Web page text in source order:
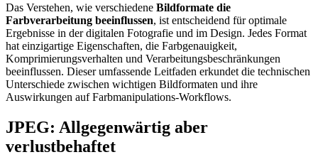
Das Verstehen, wie verschiedene Bildformate die
Farbverarbeitung beeinflussen, ist entscheidend für optimale
Ergebnisse in der digitalen Fotografie und im Design. Jedes Format
hat einzigartige Eigenschaften, die Farbgenauigkeit,
Komprimierungsverhalten und Verarbeitungsbeschränkungen
beeinflussen. Dieser umfassende Leitfaden erkundet die technischen
Unterschiede zwischen wichtigen Bildformaten und ihre
Auswirkungen auf Farbmanipulations-Workflows.
JPEG: Allgegenwärtig aber
verlustbehaftet